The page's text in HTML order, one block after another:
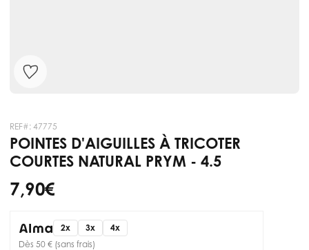
REF#: 47775
POINTES D'AIGUILLES À TRICOTER
COURTES NATURAL PRYM - 4.5
7,90 €
2x 3x
4x
Dès 50 € (sans frais)